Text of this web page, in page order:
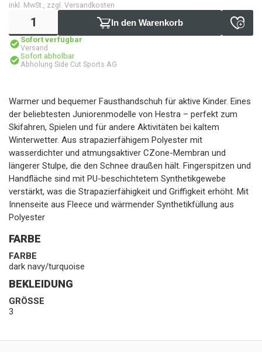
inkl. MwSt., zzgl. Versandkosten
In den Warenkorb
Sofort verfügbar
Versand
Sofort abholbar
Abholung Side Cut Sports AG
Warmer und bequemer Fausthandschuh für aktive Kinder. Eines
der beliebtesten Juniorenmodelle von Hestra – perfekt zum
Skifahren, Spielen und für andere Aktivitäten bei kaltem
Winterwetter. Aus strapazierfähigem Polyester mit
wasserdichter und atmungsaktiver CZone-Membran und
längerer Stulpe, die den Schnee draußen hält. Fingerspitzen und
Handfläche sind mit PU-beschichtetem Synthetikgewebe
verstärkt, was die Strapazierfähigkeit und Griffigkeit erhöht. Mit
Innenseite aus Fleece und wärmender Synthetikfüllung aus
Polyester
FARBE
FARBE
dark navy/turquoise
BEKLEIDUNG
GRÖSSE
3